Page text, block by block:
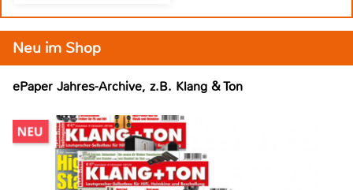
Neu im Shop
ePaper Jahres-Archive, z.B. Klang & Ton